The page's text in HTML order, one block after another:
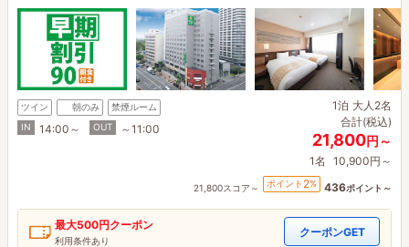
ツイン 朝のみ
禁煙ルーム
IN
14:00～ OUT ～11:00
1泊 大人2名
合計(税込)
21,800円～
1名 10,900円～
21,800スコア～ ポイント 2% 436ポイント～
最大500円クーポン
利用条件あり
クーポンGET